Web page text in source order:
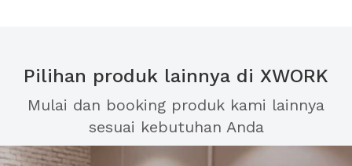
Pilihan produk lainnya di XWORK
Mulai dan booking produk kami lainnya
sesuai kebutuhan Anda